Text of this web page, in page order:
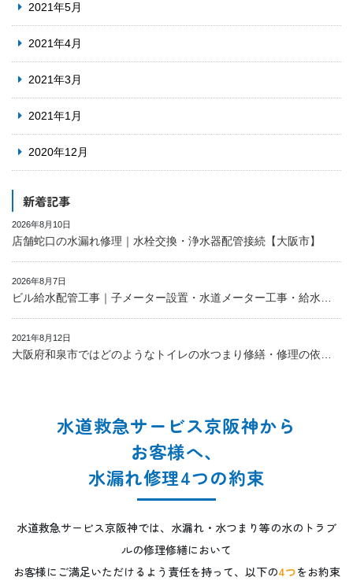
2021年5月
2021年4月
2021年3月
2021年1月
2020年12月
新着記事
2026年8月10日
店舗蛇口の水漏れ修理｜水栓交換・浄水器配管接続【大阪市】
2026年8月7日
ビル給水配管工事｜子メーター設置・水道メーター工事・給水設備工事・配管施工事例
2021年8月12日
大阪府和泉市ではどのようなトイレの水つまり修繕・修理の依頼が多い？
水道救急サービス京阪神から
お客様へ、
水漏れ修理4つの約束
水道救急サービス京阪神では、水漏れ・水つまり等の水のトラブ
ルの修理修繕において
お客様にご満足いただけるよう責任を持って、以下の4つをお約束